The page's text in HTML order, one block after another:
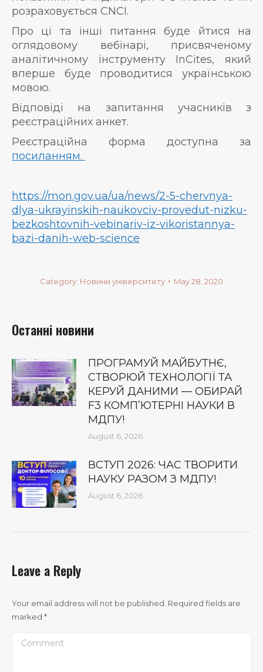
розраховується CNCI.
Про ці та інші питання буде йтися на
оглядовому вебінарі, присвяченому
аналітичному інструменту InCites, який
вперше буде проводитися українською
мовою.
Відповіді на запитання учасників з
реєстраційних анкет.
Реєстраційна форма доступна за
посиланням.
https://mon.gov.ua/ua/news/2-5-chervnya-
dlya-ukrayinskih-naukovciv-provedut-nizku-
bezkoshtovnih-vebinariv-iz-vikoristannya-
bazi-danih-web-science
Category: Новини університету May 28, 2020
Останні новини
ПРОГРАМУЙ МАЙБУТНЄ,
СТВОРЮЙ ТЕХНОЛОГІЇ ТА
КЕРУЙ ДАНИМИ — ОБИРАЙ
F3 КОМП’ЮТЕРНІ НАУКИ В
МДПУ!
August 6, 2026
ВСТУП 2026: ЧАС ТВОРИТИ
НАУКУ РАЗОМ З МДПУ!
August 6, 2026
Leave a Reply
Your email address will not be published. Required fields are
marked *
Comment